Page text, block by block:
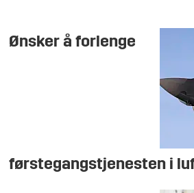
Ønsker å forlenge
førstegangstjenesten i